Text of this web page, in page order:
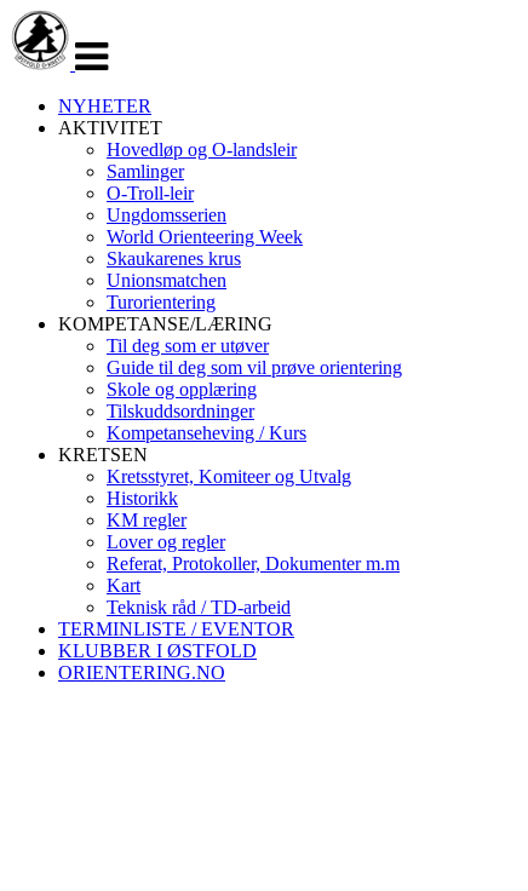
navigasjon
NYHETER
AKTIVITET
Hovedløp og O-landsleir
Samlinger
O-Troll-leir
Ungdomsserien
World Orienteering Week
Skaukarenes krus
Unionsmatchen
Turorientering
KOMPETANSE/LÆRING
Til deg som er utøver
Guide til deg som vil prøve orientering
Skole og opplæring
Tilskuddsordninger
Kompetanseheving / Kurs
KRETSEN
Kretsstyret, Komiteer og Utvalg
Historikk
KM regler
Lover og regler
Referat, Protokoller, Dokumenter m.m
Kart
Teknisk råd / TD-arbeid
TERMINLISTE / EVENTOR
KLUBBER I ØSTFOLD
ORIENTERING.NO